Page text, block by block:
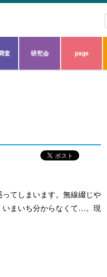
査 研究会 page
てしまいます。無線綴じや
いまいち分からなくて…。現